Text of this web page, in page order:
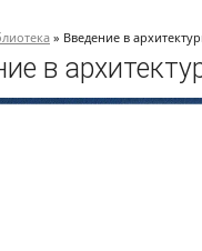
» Введение в
в